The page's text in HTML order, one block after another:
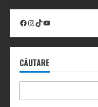
Facebook
Instagram
TikTokYouTube
CĂUTARE